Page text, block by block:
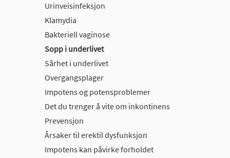
Urinveisinfeksjon
Klamydia
Bakteriell vaginose
Sopp i underlivet
Sårhet i underlivet
Overgangsplager
Impotens og potensproblemer
Det du trenger å vite om inkontinens
Prevensjon
Årsaker til erektil dysfunksjon
Impotens kan påvirke forholdet